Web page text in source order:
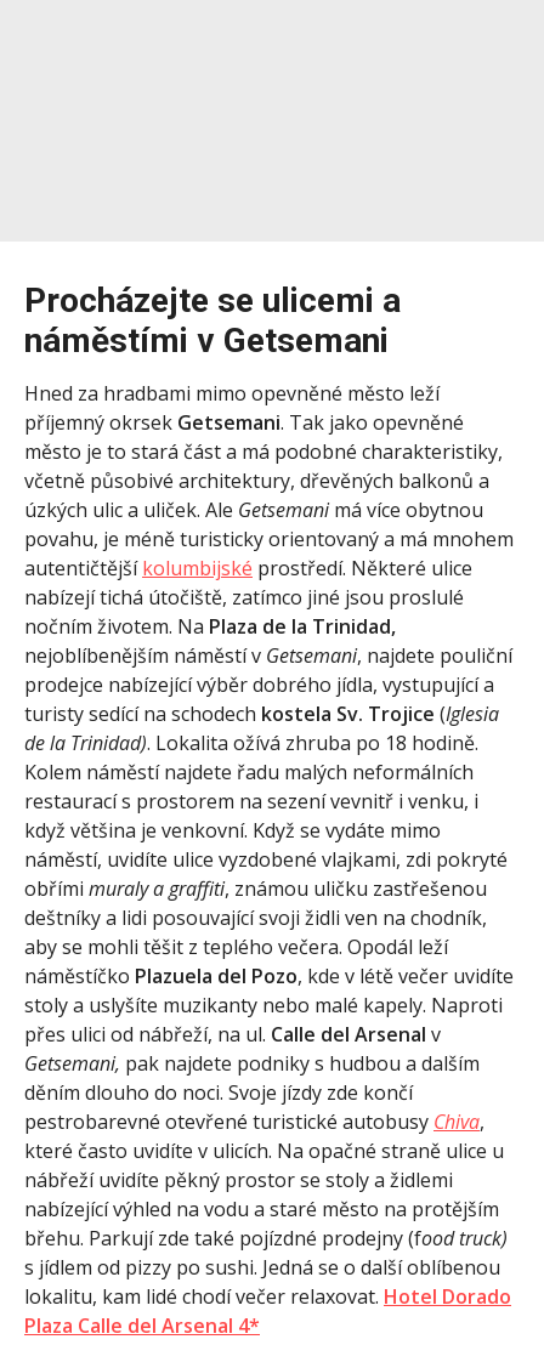
Procházejte se ulicemi a
náměstími v Getsemani
Hned za hradbami mimo opevněné město leží
příjemný okrsek Getsemani. Tak jako opevněné
město je to stará část a má podobné charakteristiky,
včetně působivé architektury, dřevěných balkonů a
úzkých ulic a uliček. Ale Getsemanimá více obytnou
povahu, je méně turisticky orientovaný a má mnohem
autentičtějšíkolumbijské prostředí. Některé ulice
nabízejí tichá útočiště, zatímco jiné jsou proslulé
nočním životem. Na Plaza de la Trinidad,
nejoblíbenějším náměstí v Getsemani, najdete pouliční
prodejce nabízející výběr dobrého jídla, vystupující a
turisty sedící na schodech kostela Sv. Trojice (Iglesia
de la Trinidad). Lokalita ožívá zhruba po 18 hodině.
Kolem náměstí najdete řadu malých neformálních
restaurací s prostorem na sezení vevnitř i venku, i
když většina je venkovní. Když se vydáte mimo
náměstí, uvidíte ulice vyzdobené vlajkami, zdi pokryté
obřími muraly a graffiti, známou uličku zastřešenou
deštníky a lidi posouvající svoji židli ven na chodník,
aby se mohli těšit z teplého večera. Opodál leží
náměstíčko Plazuela del Pozo, kde v létě večer uvidíte
stoly a uslyšíte muzikanty nebo malé kapely. Naproti
přes ulici od nábřeží, na ul. Calle del Arsenal v
Getsemani, pak najdete podniky s hudbou a dalším
děním dlouho do noci. Svoje jízdy zde končí
pestrobarevné otevřené turistické autobusy Chiva,
které často uvidíte v ulicích. Na opačné straně ulice u
nábřeží uvidíte pěkný prostor se stoly a židlemi
nabízející výhled na vodu a staré město na protějším
břehu. Parkují zde také pojízdné prodejny (food truck)
s jídlem od pizzy po sushi. Jedná se o další oblíbenou
lokalitu, kam lidé chodí večer relaxovat. Hotel Dorado
Plaza Calle del Arsenal 4*